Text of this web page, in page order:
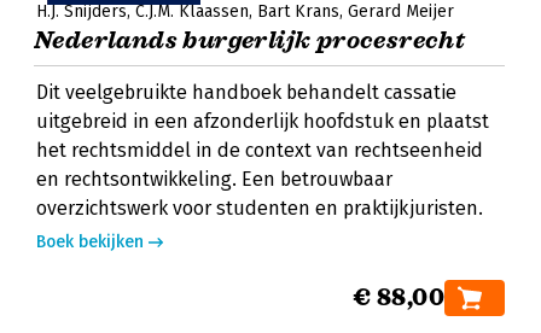
H.J. Snijders C.J.M. Klaassen Bart Krans Gerard Meijer
Nederlands burgerlijk procesrecht
Dit veelgebruikte handboek behandelt cassatie
uitgebreid in een afzonderlijk hoofdstuk en plaatst
het rechtsmiddel in de context van rechtseenheid
en rechtsontwikkeling. Een betrouwbaar
overzichtswerk voor studenten en praktijkjuristen.
Boek bekijken
€ 88,00